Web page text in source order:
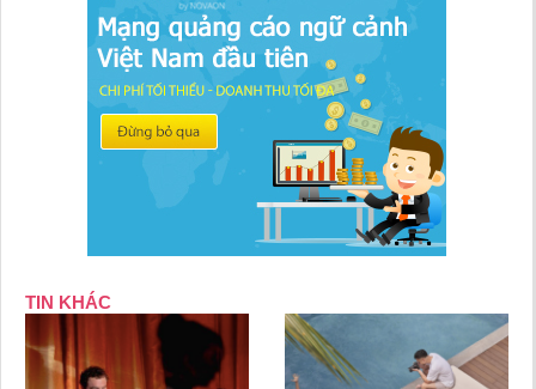
TIN KHÁC